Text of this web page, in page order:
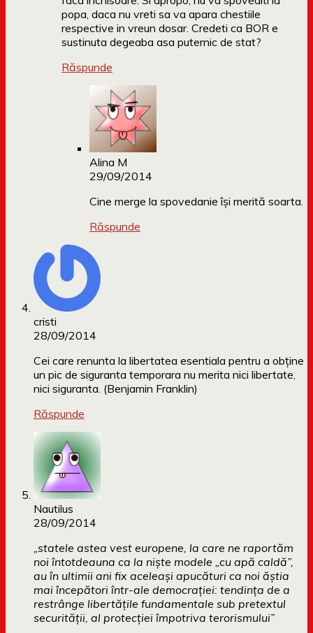
popa, daca nu vreti sa va apara chestiile
respective in vreun dosar. Credeti ca BOR e
sustinuta degeaba asa puternic de stat?
Răspunde
Alina M
29/09/2014
Cine merge la spovedanie își merită soarta.
Răspunde
cristi
28/09/2014
Cei care renunta la libertatea esentiala pentru a obține
un pic de siguranta temporara nu merita nici libertate,
nici siguranta. (Benjamin Franklin)
Răspunde
Nautilus
28/09/2014
„statele astea vest europene, la care ne raportăm
noi întotdeauna ca la niște modele „cu apă caldă”,
au în ultimii ani fix aceleași apucături ca noi ăștia
mai începători într-ale democrației: tendința de a
restrânge libertățile fundamentale sub pretextul
securității, al protecției împotriva terorismului”